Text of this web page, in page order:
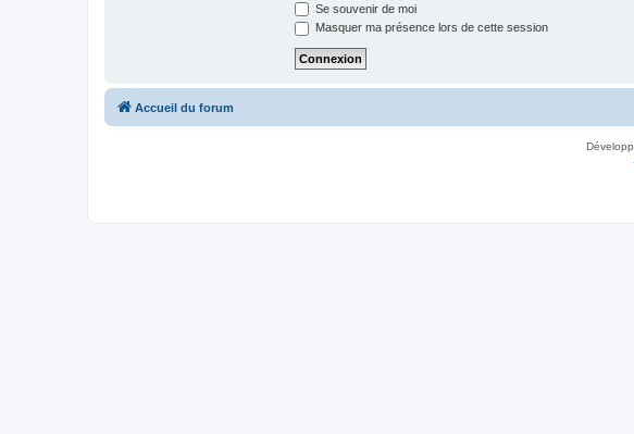
Se souvenir de moi
Masquer ma présence lors de cette session
Accueil du forum